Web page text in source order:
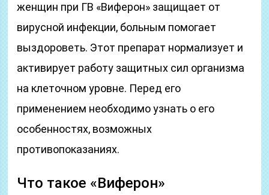
женщин при ГВ «Виферон» защищает от
вирусной инфекции, больным помогает
выздороветь. Этот препарат нормализует и
активирует работу защитных сил организма
на клеточном уровне. Перед его
применением необходимо узнать о его
особенностях, возможных
противопоказаниях.
Что такое «Виферон»